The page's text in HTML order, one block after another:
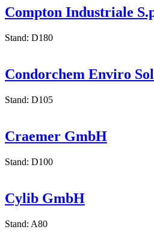
Compton Industriale
Stand: D180
Condorchem Enviro
Stand: D105
Craemer GmbH
Stand: D100
Cylib GmbH
Stand: A80